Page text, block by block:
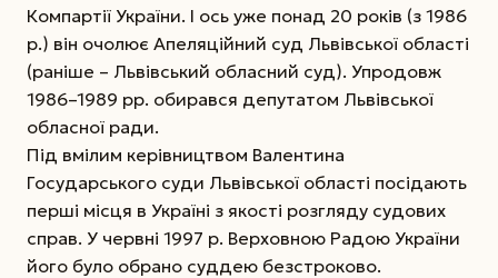
Компартії України. І ось уже понад 20 років (з 1986
р.) він очолює Апеляційний суд Львівської області
(раніше – Львівський обласний суд). Упродовж
1986–1989 рр. обирався депутатом Львівської
обласної ради.
Під вмілим керівництвом Валентина
Государського суди Львівської області посідають
перші місця в Україні з якості розгляду судових
справ. У червні 1997 р. Верховною Радою України
його було обрано суддею безстроково.